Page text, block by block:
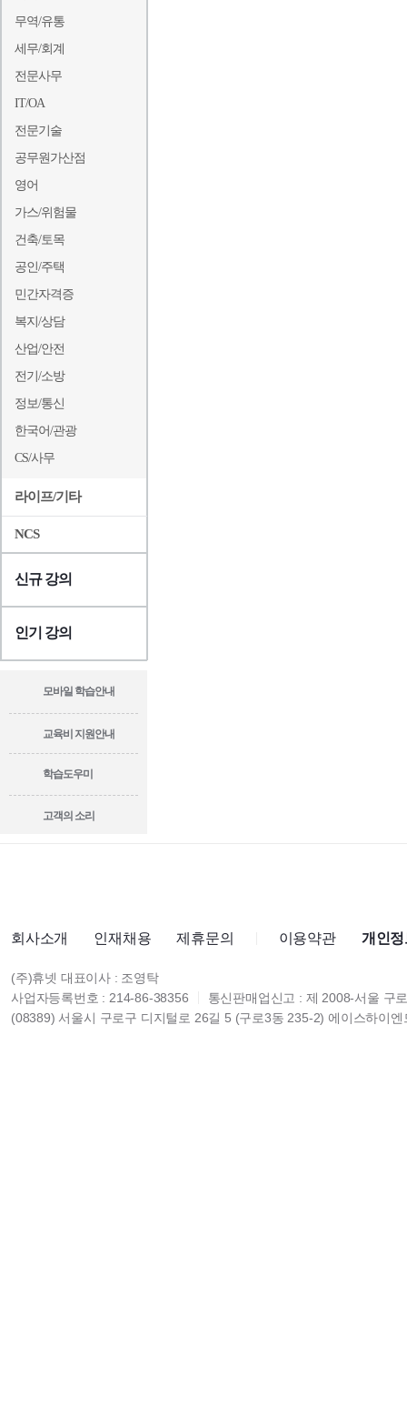
무역/유통
세무/회계
전문사무
IT/OA
전문기술
공무원가산점
영어
가스/위험물
건축/토목
공인/주택
민간자격증
복지/상담
산업/안전
전기/소방
정보/통신
한국어/관광
CS/사무
라이프/기타
NCS
신규 강의
인기 강의
모바일 학습안내
교육비 지원안내
학습도우미
고객의 소리
회사소개 인재채용 제휴문의 이용약관 개인
(주)휴넷 대표이사 : 조영탁
사업자등록번호 : 214-86-38356
통신판매업신고 : 제 2008-서울 구
(08389) 서울시 구로구 디지털로 26길 5 (구로3동 235-2) 에이스하이